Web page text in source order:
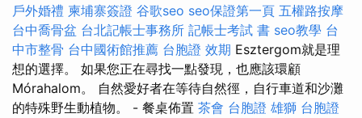
戶外婚禮 柬埔寨簽證 谷歌seo seo保證第一頁 五權路按摩
台中喬骨盆 台北記帳士事務所 記帳士考試 書 seo教學 台
中市整骨 台中國術館推薦 台胞證 效期 Esztergom就是理
想的選擇。 如果您正在尋找一點發現，也應該環顧
Mórahalom。 自然愛好者在等待自然徑，自行車道和沙灘
的特殊野生動植物。 - 餐桌佈置 茶會 台胞證 雄獅 台胞證